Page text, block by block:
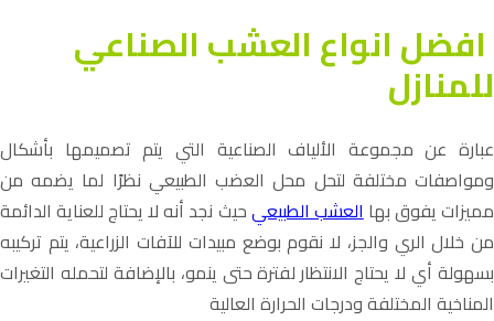
افضل انواع العشب الصناعي
للمنازل
عبارة عن مجموعة الألياف الصناعية التي يتم تصميمها بأشكال
ومواصفات مختلفة لتحل محل العضب الطبيعي نظرًا لما يضمه من
مميزات يفوق بهاالعشب الطبيعيحيث نجد أنه لا يحتاج للعناية الدائمة
من خلال الري والجز، لا نقوم بوضع مبيدات للآفات الزراعية، يتم تركيبه
بسهولة أي لا يحتاج الانتظار لفترة حتى ينمو، بالإضافة لتحمله التغيرات
المناخية المختلفة ودرجات الحرارة العالية